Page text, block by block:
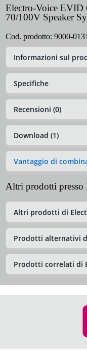
Electro-Voice EVID
70/100V Speaker
Cod. prodotto: 9000-
Informazioni sul
Specifiche
Recensioni (0)
Download (1)
Vantaggio di
Altri prodotti presso
Altri prodotti di
Prodotti alternativi
Prodotti correlati di